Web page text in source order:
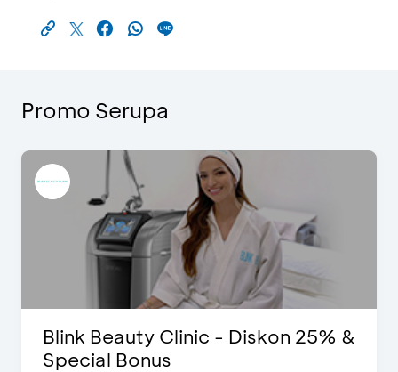
Promo Serupa
Blink Beauty Clinic - Diskon 25% &
Special Bonus